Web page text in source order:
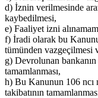
d) İznin verilmesinde
kaybedilmesi,
e) Faaliyet izni
f) İradi olarak bu
tümünden vazgeçilmesi
g) Devrolunan
tamamlanması,
h) Bu Kanunun 106 ncı
takibatının